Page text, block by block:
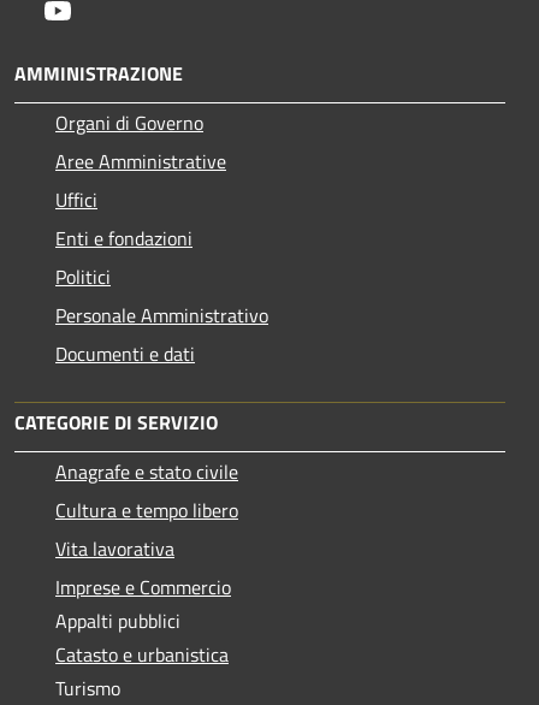
AMMINISTRAZIONE
Organi di Governo
Aree Amministrative
Uffici
Enti e fondazioni
Politici
Personale Amministrativo
Documenti e dati
CATEGORIE DI SERVIZIO
Anagrafe e stato civile
Cultura e tempo libero
Vita lavorativa
Imprese e Commercio
Appalti pubblici
Catasto e urbanistica
Turismo